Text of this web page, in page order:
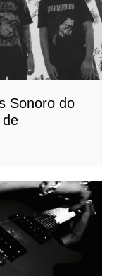
Sonoro do